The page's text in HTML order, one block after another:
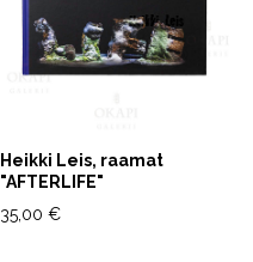
Heikki Leis, raamat
"AFTERLIFE"
35,00 €